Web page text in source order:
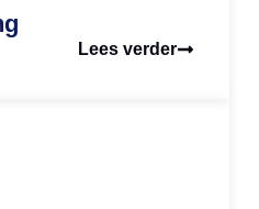
Lees verder